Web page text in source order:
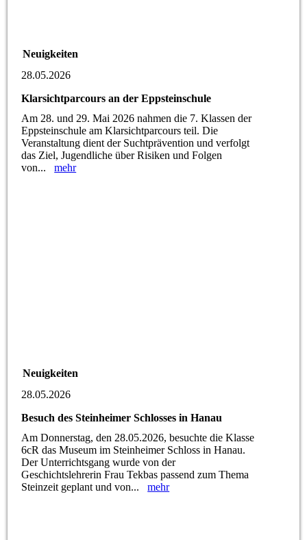
Neuigkeiten
28.05.2026
Klarsichtparcours an der Eppsteinschule
Am 28. und 29. Mai 2026 nahmen die 7. Klassen der
Eppsteinschule am Klarsichtparcours teil. Die
Veranstaltung dient der Suchtprävention und verfolgt
das Ziel, Jugendliche über Risiken und Folgen
von...mehr
Neuigkeiten
28.05.2026
Besuch des Steinheimer Schlosses in Hanau
Am Donnerstag, den 28.05.2026, besuchte die Klasse
6cR das Museum im Steinheimer Schloss in Hanau.
Der Unterrichtsgang wurde von der
Geschichtslehrerin Frau Tekbas passend zum Thema
Steinzeit geplant und von...mehr